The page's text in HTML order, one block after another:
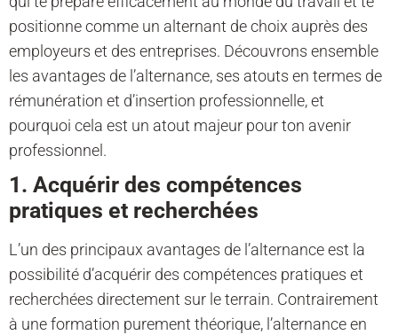
positionne comme un alternant de choix auprès des
employeurs et des entreprises. Découvrons ensemble
les avantages de l’alternance, ses atouts en termes de
rémunération et d’insertion professionnelle, et
pourquoi cela est un atout majeur pour ton avenir
professionnel.
1. Acquérir des compétences
pratiques et recherchées
L’un des principaux avantages de l’alternance est la
possibilité d’acquérir des compétences pratiques et
recherchées directement sur le terrain. Contrairement
à une formation purement théorique, l’alternance en